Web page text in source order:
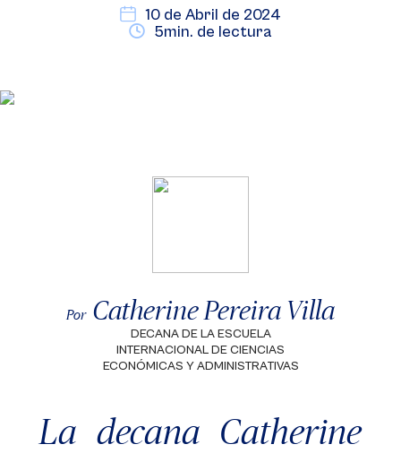
10 de Abril de 2024
5min. de lectura
Por Catherine Pereira Villa
DECANA DE LA ESCUELA
INTERNACIONAL DE CIENCIAS
ECONÓMICAS Y ADMINISTRATIVAS
La decana Catherine